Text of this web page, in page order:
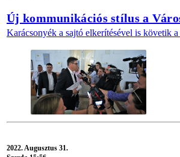
Új kommunikációs stílus a
Karácsonyék a sajtó elkerítésével is követik
2022.Augusztus 31.